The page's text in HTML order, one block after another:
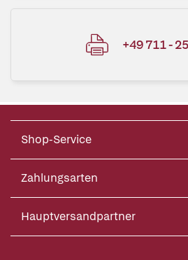
+49 711 -
Shop-Service
Zahlungsarten
Hauptversandpartner